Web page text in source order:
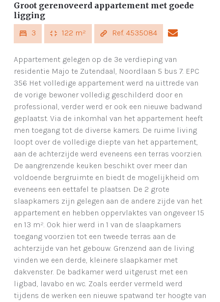
Groot gerenoveerd appartement met goede
ligging
3 122 m² Ref. 4535084
Appartement gelegen op de 3e verdieping van
residentie Majo te Zutendaal, Noordlaan 5 bus 7. EPC
356 Het volledige appartement werd na uittrede van
de vorige bewoner volledig geschilderd door en
professional, verder werd er ook een nieuwe badwand
geplaatst. Via de inkomhal van het appartement heeft
men toegang tot de diverse kamers. De ruime living
loopt over de volledige diepte van het appartement,
aan de achterzijde werd eveneens een terras voorzien.
De aangrenzende keuken beschikt over meer dan
voldoende bergruimte en biedt de mogelijkheid om
eveneens een eettafel te plaatsen. De 2 grote
slaapkamers zijn gelegen aan de andere zijde van het
appartement en hebben oppervlaktes van ongeveer 15
en 13 m². Ook hier werd in 1 van de slaapkamers
toegang voorzien tot een tweede terras aan de
achterzijde van het gebouw. Grenzend aan de living
vinden we een derde, kleinere slaapkamer met
dakvenster. De badkamer werd uitgerust met een
ligbad, lavabo en wc. Zoals eerder vermeld werd
tijdens de werken een nieuwe spatwand ter hoogte van